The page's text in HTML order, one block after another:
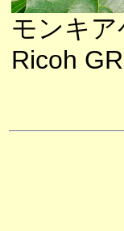
モンキア
Ricoh